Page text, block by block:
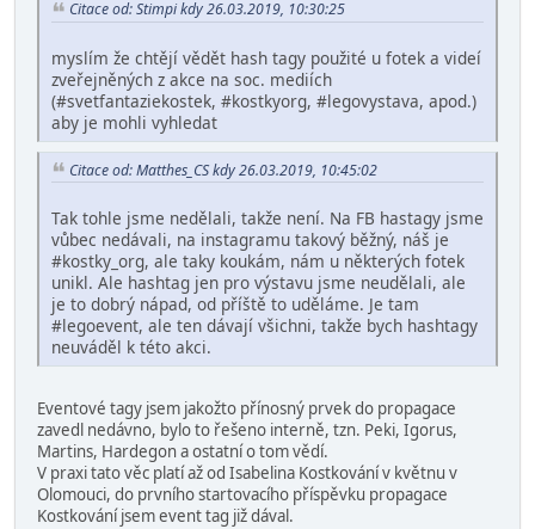
Citace od: Stimpi kdy 26.03.2019, 10:30:25
myslím že chtějí vědět hash tagy použité u fotek a videí
zveřejněných z akce na soc. mediích
(#svetfantaziekostek, #kostkyorg, #legovystava, apod.)
aby je mohli vyhledat
Citace od: Matthes_CS kdy 26.03.2019, 10:45:02
Tak tohle jsme nedělali, takže není. Na FB hastagy jsme
vůbec nedávali, na instagramu takový běžný, náš je
#kostky_org, ale taky koukám, nám u některých fotek
unikl. Ale hashtag jen pro výstavu jsme neudělali, ale
je to dobrý nápad, od příště to uděláme. Je tam
#legoevent, ale ten dávají všichni, takže bych hashtagy
neuváděl k této akci.
Eventové tagy jsem jakožto přínosný prvek do propagace
zavedl nedávno, bylo to řešeno interně, tzn. Peki, Igorus,
Martins, Hardegon a ostatní o tom vědí.
V praxi tato věc platí až od Isabelina Kostkování v květnu v
Olomouci, do prvního startovacího příspěvku propagace
Kostkování jsem event tag již dával.